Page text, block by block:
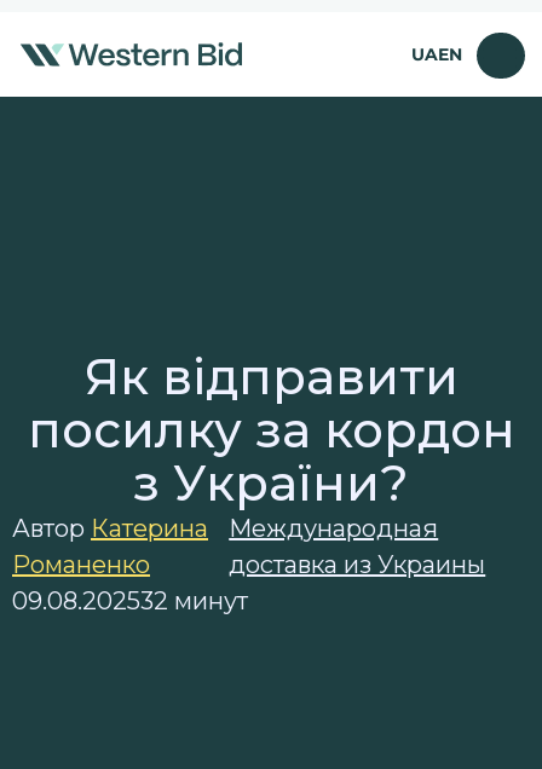
UAEN
Як відправити
посилку за кордон
з України?
Автор Катерина
Романенко
Международная
доставка из Украины
09.08.202532 минут